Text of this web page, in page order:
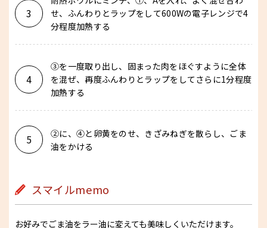
3
せ、ふんわりとラップをして600Wの電子レンジで4
分程度加熱する
4
③を一度取り出し、固まった肉をほぐすように全体
を混ぜ、再度ふんわりとラップをしてさらに1分程度
加熱する
5
②に、④と卵黄をのせ、きざみねぎを散らし、ごま
油をかける
スマイルmemo
お好みでごま油をラー油に変えても美味しくいただけます。